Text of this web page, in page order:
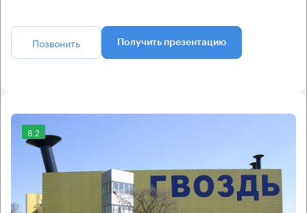
Позвонить Получить презентацию
8.2